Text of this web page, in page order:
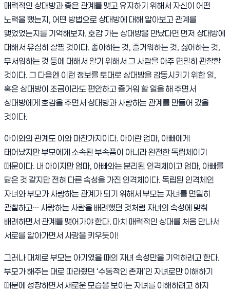
매력적인 상대방과 좋은 관계를 맺고 유지하기 위해서 자신이 어떤
노력을 했는지, 어떤 방법으로 상대방에 대해 알아보고 관계를
맺었었는지를 기억해보자. 호감 가는 상대방을 만났다면 먼저 상대방에
대해서 유심히 살필 것이다. 좋아하는 것, 즐거워하는 것, 싫어하는 것,
무서워하는 것 등에 대해서 알기 위해서 그 사람을 아주 면밀히 관찰할
것이다. 그 다음엔 이런 정보를 토대로 상대방을 감동시키기 위한 일,
혹은 상대방이 조금이라도 편안하고 즐거워 할 일을 해 주면서
상대방에게 호감을 주면서 상대방과 사랑하는 관계를 만들어 갔을
것이다.
아이와의 관계도 이와 마찬가지이다. 아이란 엄마, 아빠에게
태어났지만 부모에게 소속된 부속품이 아니라 완전한 독립체이기
때문이다. 내 아이지만 엄마, 아빠와는 분리된 인격체이고 엄마, 아빠를
닮은 것 같지만 전혀 다른 속성을 가진 인격체이다. 독립된 인격체인
자녀와 부모가 사랑하는 관계가 되기 위해서 부모는 자녀를 면밀히
관찰하고… 사랑하는 사람을 배려했던 것처럼 자녀의 속성에 맞춰
배려하면서 관계를 맺어가야 한다. 마치 매력적인 상대를 처음 만나서
서로를 알아가면서 사랑을 키우듯이!
그러나 대체로 부모는 아기였을 때의 자녀 속성만을 기억하려고 한다.
부모가 해주는 대로 따라줬던 ‘수동적인 존재’인 자녀로만 이해하기
때문에 성장하면서 새로운 모습을 보이는 자녀를 이해하려고 하지